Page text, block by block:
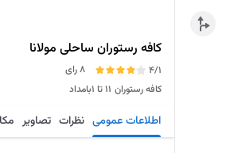
کافه رستوران ساحلی مولانا
4/1
8 رای
کافه رستوران ۱۱ تا ۱بامداد
اطلاعات عمومی نظرات تصاویر